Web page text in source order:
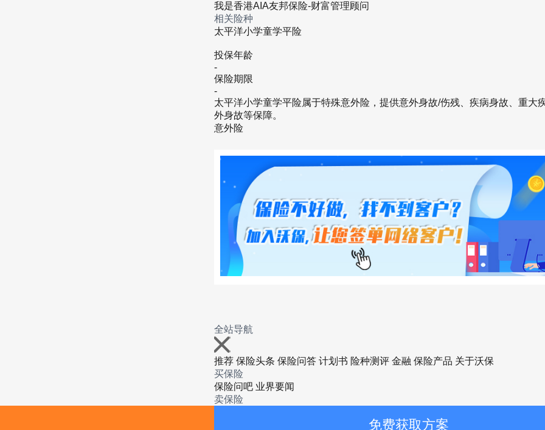
救）；​
三、平安小学童 2 号学平险投保案例
案例 1：7 岁小学生投保基础版（100 元 / 年
场景：体育课跑步时意外摔倒致小腿骨折，
救电话送医，住院 3 天共花费 8000 元，其
报销 5000 元，剩余 3000 元为自付费用。​
理赔：救护车费报销 1000 元（保额内全额
意外医疗报销 2900 元（3000 元自付费用 -
元，合计获赔 4900 元，覆盖大部分自付费
轻家庭经济负担。​
案例 2：15 岁中学生投保优选版（200 元 /
场景：周末骑自行车外出时，因操作不当撞
我是香港AIA友邦保险-财富管理顾问
相关险种
太平洋小学童学平险
投保年龄
-
保险期限
-
太平洋小学童学平险属于特殊意外险，提供意外身故/伤残、疾病身故、重大
外身故等保障。
意外险
免费获取方案
全站导航
推荐 保险头条 保险问答 计划书 险种测评 金融 保险产品 关于沃保
买保险
保险问吧 业界要闻
卖保险